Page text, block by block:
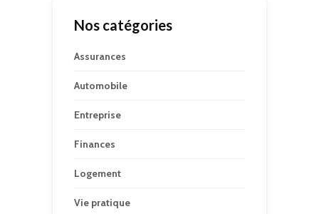
Nos catégories
Assurances
Automobile
Entreprise
Finances
Logement
Vie pratique